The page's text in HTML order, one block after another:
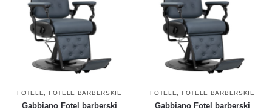
FOTELE FOTELE BARBERSKIE
Gabbiano Fotel barberski
FOTELE FOTELE BARBERSKIE
Gabbiano Fotel barberski